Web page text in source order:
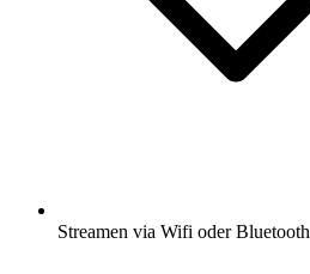
Streamen via Wifi oder Bluetooth